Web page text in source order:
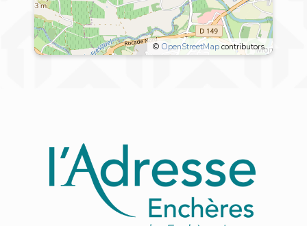
© OpenStreetMapcontributors.
il s'agit d'un quartier récent, un mixité de villa
avec ou sans piscine et également une
mixité entre locataires et propriétaires.
EXPLORER LE QUARTIER